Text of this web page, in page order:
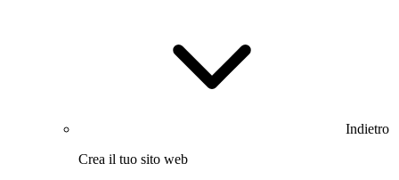
Indietro
Crea il tuo sito web